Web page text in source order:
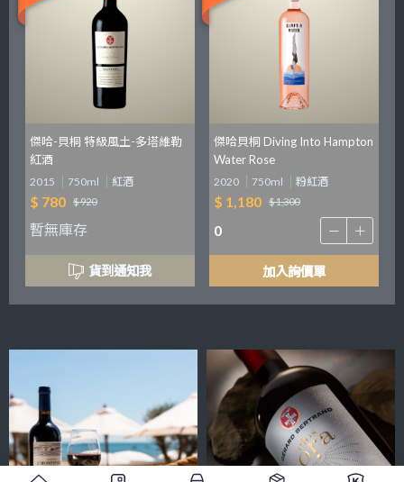
傑哈-貝桐 特級風土-多塔維勒
紅酒
2015 750ml 紅酒
$ 780 $ 920
暫無庫存
貨到通知我
傑哈貝桐 Diving Into Hampton
Water Rose
2020 750ml 粉紅酒
$ 1,180 $ 1,300
加入詢價單